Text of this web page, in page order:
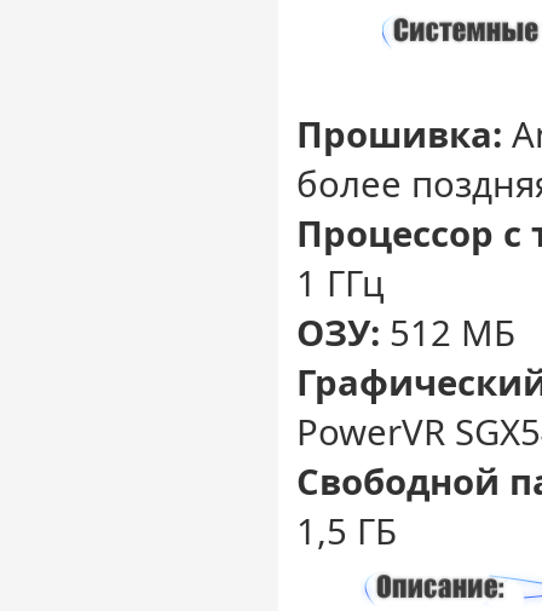
Прошивка:
более
Процессор с
1 ГГц
ОЗУ: 512 МБ
PowerVR
Свободной
1,5 ГБ